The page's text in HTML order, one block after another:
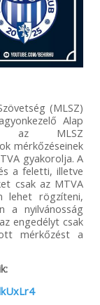
(MLSZ)
Alap
az MLSZ
mérkőzéseinek
gyakorolja. A
a feletti, illetve
csak az MTVA
lehet rögzíteni,
a nyilvánosság
engedélyt csak
mérkőzést a